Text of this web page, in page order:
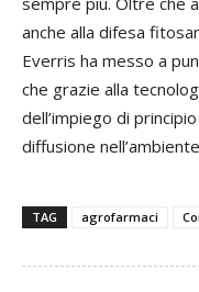
anche alla difesa
Everris ha messo a
che grazie alla
dell’impiego di
diffusione
TAG agrofarmaci